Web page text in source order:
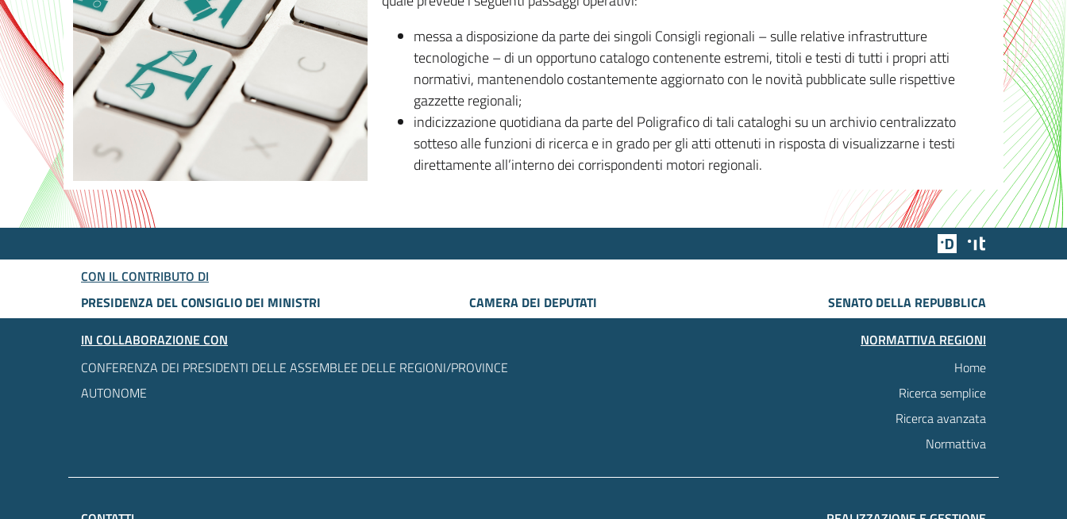
messa a disposizione da parte dei singoli Consigli regionali – sulle relative infrastrutture
tecnologiche – di un opportuno catalogo contenente estremi, titoli e testi di tutti i propri atti
normativi, mantenendolo costantemente aggiornato con le novità pubblicate sulle rispettive
gazzette regionali;
indicizzazione quotidiana da parte del Poligrafico di tali cataloghi su un archivio centralizzato
sotteso alle funzioni di ricerca e in grado per gli atti ottenuti in risposta di visualizzarne i testi
direttamente all’interno dei corrispondenti motori regionali.
Team Digitale
CON IL CONTRIBUTO DI
PRESIDENZA DEL CONSIGLIO DEI MINISTRI
CAMERA DEI DEPUTATI
SENATO DELLA REPUBBLICA
IN COLLABORAZIONE CON
CONFERENZA DEI PRESIDENTI DELLE ASSEMBLEE DELLE REGIONI/PROVINCE
AUTONOME
NORMATTIVA REGIONI
Home
Ricerca semplice
Ricerca avanzata
Normattiva